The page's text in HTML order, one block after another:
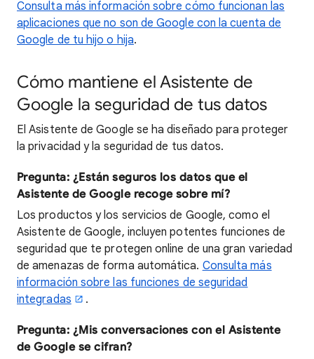
Consulta más información sobre cómo funcionan las
aplicaciones que no son de Google con la cuenta de
Google de tu hijo o hija.
Cómo mantiene el Asistente de
Google la seguridad de tus datos
El Asistente de Google se ha diseñado para proteger
la privacidad y la seguridad de tus datos.
Pregunta: ¿Están seguros los datos que el
Asistente de Google recoge sobre mí?
Los productos y los servicios de Google, como el
Asistente de Google, incluyen potentes funciones de
seguridad que te protegen online de una gran variedad
de amenazas de forma automática. Consulta más
información sobre las funciones de seguridad
integradas
.
Pregunta: ¿Mis conversaciones con el Asistente
de Google se cifran?